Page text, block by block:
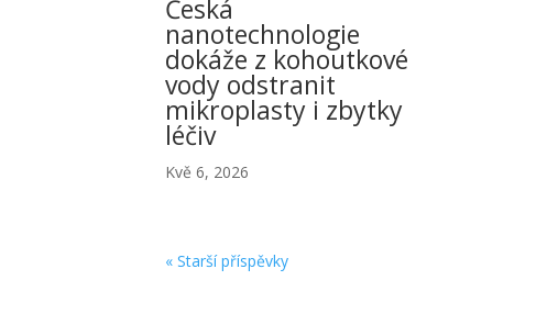
Česká
nanotechnologie
dokáže z kohoutkové
vody odstranit
mikroplasty i zbytky
léčiv
Kvě 6, 2026
« Starší příspěvky